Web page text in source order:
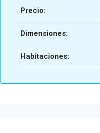
Precio:
Dimensiones:
Habitaciones: